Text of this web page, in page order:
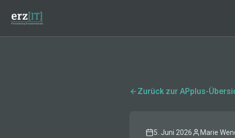
Zurück zur APplus-
5. Juni 2026 Marie